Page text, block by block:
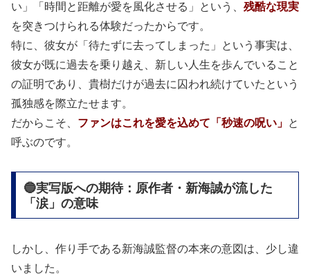
い」「時間と距離が愛を風化させる」という、 残酷な現実
を突きつけられる体験だったからです。
特に、彼女が「待たずに去ってしまった」という事実は、
彼女が既に過去を乗り越え、新しい人生を歩んでいること
の証明であり、貴樹だけが過去に囚われ続けていたという
孤独感を際立たせます。
だからこそ、 ファンはこれを愛を込めて「秒速の呪い」
と
呼ぶのです。
🔵実写版への期待：原作者・新海誠が流した
「涙」の意味
しかし、作り手である新海誠監督の本来の意図は、少し違
いました。